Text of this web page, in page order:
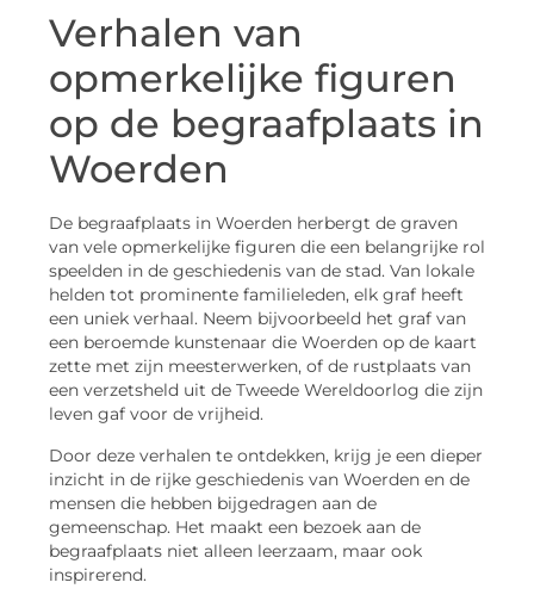
Verhalen van
opmerkelijke figuren
op de begraafplaats in
Woerden
De begraafplaats in Woerden herbergt de graven
van vele opmerkelijke figuren die een belangrijke rol
speelden in de geschiedenis van de stad. Van lokale
helden tot prominente familieleden, elk graf heeft
een uniek verhaal. Neem bijvoorbeeld het graf van
een beroemde kunstenaar die Woerden op de kaart
zette met zijn meesterwerken, of de rustplaats van
een verzetsheld uit de Tweede Wereldoorlog die zijn
leven gaf voor de vrijheid.
Door deze verhalen te ontdekken, krijg je een dieper
inzicht in de rijke geschiedenis van Woerden en de
mensen die hebben bijgedragen aan de
gemeenschap. Het maakt een bezoek aan de
begraafplaats niet alleen leerzaam, maar ook
inspirerend.